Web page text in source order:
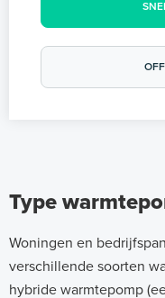
Type
Woningen en
verschillende soorten
hybride warmtepomp